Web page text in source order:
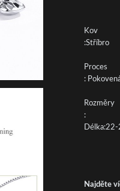
Kov
:Stříbro
Proces
:
Rozměry
:
Najděte